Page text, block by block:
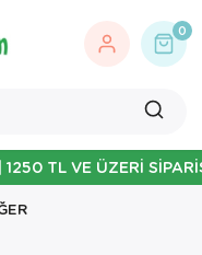
0
TL VE ÜZERİ